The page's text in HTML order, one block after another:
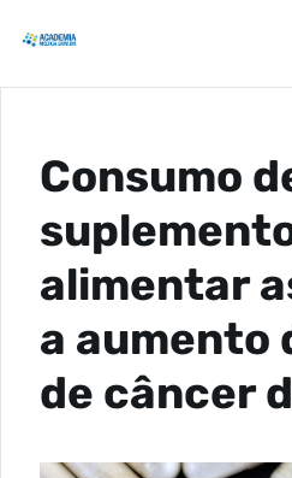
Consumo
alimentar
a aumento
de câncer